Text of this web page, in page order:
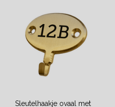
Sleutelhaakje ovaal met